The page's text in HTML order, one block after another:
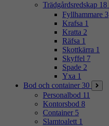
Trädgårdsredskap 18
Fyllhammare 3
Krafsa 1
Kratta 2
Räfsa 1
Skottkärra 1
Skyffel 7
Spade 2
Yxa 1
Bod och container 30
Personalbod 11
Kontorsbod 8
Container 5
Slamtoalett 1